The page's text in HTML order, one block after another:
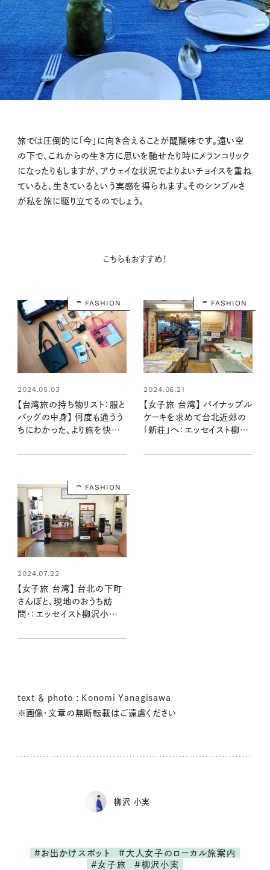
旅では圧倒的に「今」に向き合えることが醍醐味です。遠い空
の下で、これからの生き方に思いを馳せたり時にメランコリック
になったりもしますが、アウェイな状況でよりよいチョイスを重ね
ていると、生きているという実感を得られます。そのシンプルさ
が私を旅に駆り立てるのでしょう。
こちらもおすすめ！
FASHION
2024.05.03
【台湾旅の持ち物リスト：服と
バッグの中身】 何度も通うう
ちにわかった、より旅を快適
ト柳沢小実さんの台湾旅行
FASHION
2024.06.21
【女子旅 台湾】 パイナップル
ケーキを求めて台北近郊の
「新荘」へ：エッセイスト柳沢
話
FASHION
2024.07.22
【女子旅 台湾】 台北の下町
さんぽと、現地のおうち訪
問・：エッセイスト柳沢小実さ
text ＆ photo : Konomi Yanagisawa
※画像・文章の無断転載はご遠慮ください
柳沢 小実
#お出かけスポット
#大人女子のローカル旅案内
#女子旅
#柳沢小実